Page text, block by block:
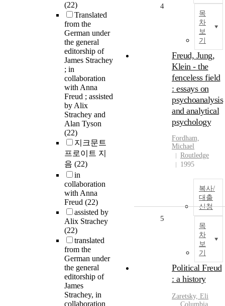
(22)
Translated
from the
German under
the general
editorship of
James Strachey
; in
collaboration
with Anna
Freud ; assisted
by Alix
Strachey and
Alan Tyson
(22)
지크문트
프로이트 지
음 (22)
in
collaboration
with Anna
Freud (22)
assisted by
Alix Strachey
(22)
translated
from the
German under
the general
editorship of
James
Strachey, in
collaboration
목
차
보
기
4
Freud, Jung,
Klein - the
fenceless field
: essays on
psychoanalysis
and analytical
psychology
Fordham,
Michael
Routledge
1995
복사/
대출
신청
목
차
보
기
5
Political Freud
: a history
Zaretsky, Eli
Columbia